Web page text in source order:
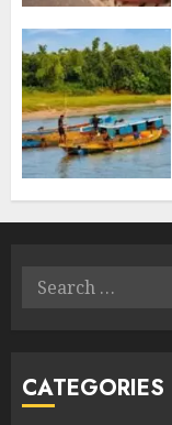
Search
CATEGORIES